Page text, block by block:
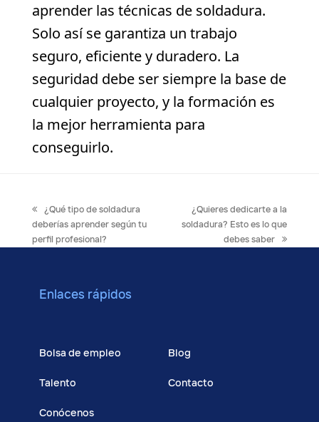
aprender las técnicas de soldadura.
Solo así se garantiza un trabajo
seguro, eficiente y duradero. La
seguridad debe ser siempre la base de
cualquier proyecto, y la formación es
la mejor herramienta para
conseguirlo.
previous
post:
¿Qué tipo de soldadura
deberías aprender según tu
perfil profesional?
next
post:
¿Quieres dedicarte a la
soldadura? Esto es lo que
debes saber
Enlaces rápidos
Bolsa de empleo
Talento
Conócenos
Blog
Contacto